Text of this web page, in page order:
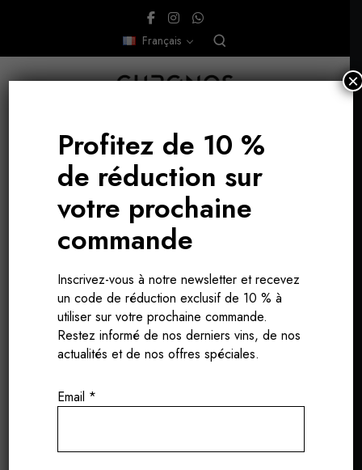
Français
Profitez de 10 %
de réduction sur
votre prochaine
commande
Inscrivez-vous à notre newsletter et recevez
un code de réduction exclusif de 10 % à
utiliser sur votre prochaine commande.
Restez informé de nos derniers vins, de nos
actualités et de nos offres spéciales.
Email *
×